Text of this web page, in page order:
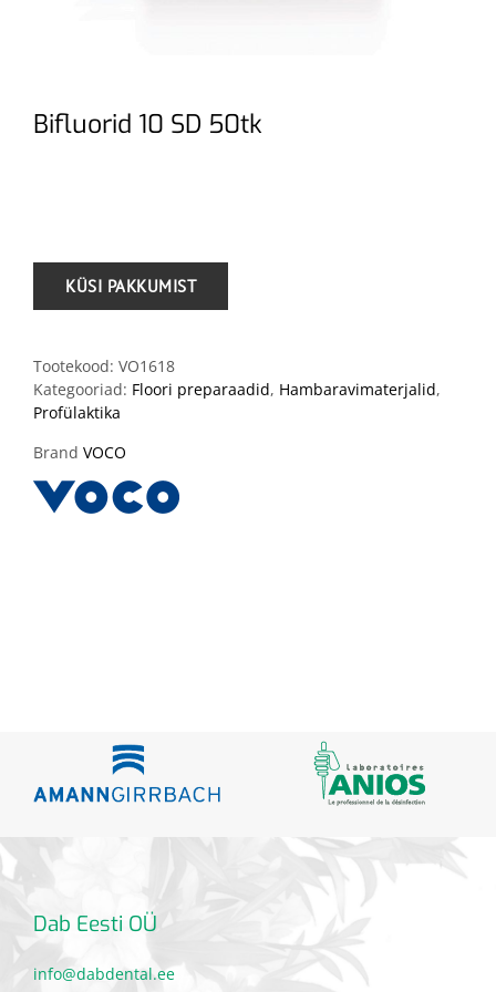
Bifluorid 10 SD 50tk
Tootekood: VO1618
Kategooriad: Floori preparaadid, Hambaravimaterjalid,
Profülaktika
Brand VOCO
Dab Eesti OÜ
info@dabdental.ee